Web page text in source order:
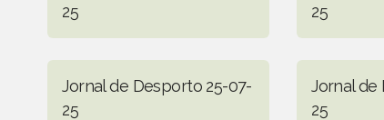
25
25
Jornal de Desporto 25-07-
25
Jornal de
25